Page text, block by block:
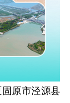
原市泾源县